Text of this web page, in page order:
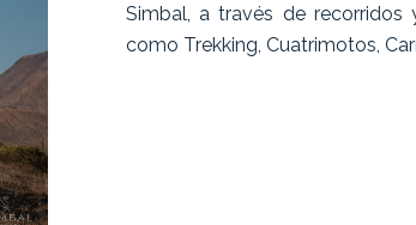
Simbal, a través de recorridos
como Trekking, Cuatrimotos,